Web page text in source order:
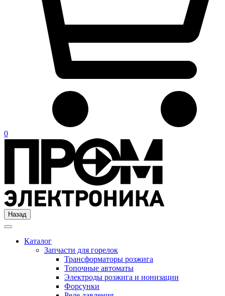
0
Назад
Каталог
Запчасти для горелок
Трансформаторы розжига
Топочные автоматы
Электроды розжига и ионизации
Форсунки